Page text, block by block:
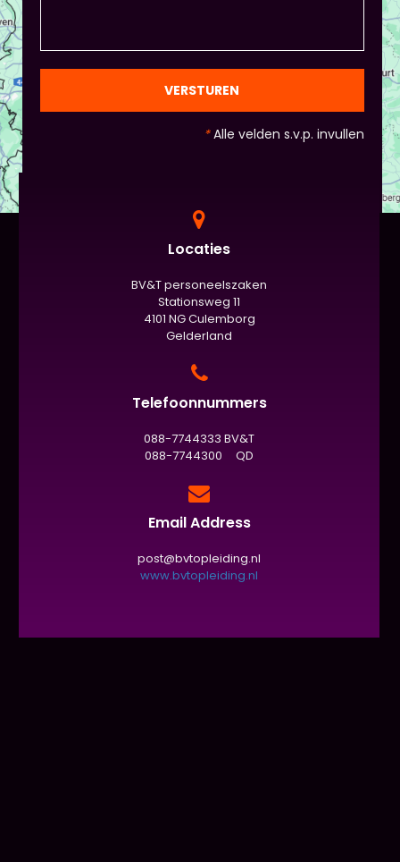
en die van Piet en vervolgens de deelnemers:
gezien de eindpresentaties van 5 minuten de
officiële/vaste werkvorm zijn. Voor beginners is het
nog met spiekbriefje). - Vergeet het
evaluatieformulier niet :)
VERSTUREN
*Alle velden s.v.p. invullen
Locaties
BV&T personeelszaken
Stationsweg 11
4101 NG Culemborg
Gelderland
Telefoonnummers
088-7744333 BV&T
088-7744300 QD
Email Address
post@bvtopleiding.nl
www.bvtopleiding.nl